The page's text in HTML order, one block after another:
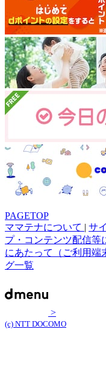
PAGETOP
ママテナについて | サ
プ・コンテンツ配信等
にあたって（ご利用端
グ一覧
>
(c) NTT DOCOMO